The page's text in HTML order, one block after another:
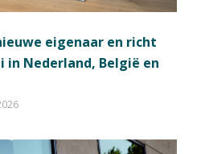
eigenaar en richt
in Nederland, België en